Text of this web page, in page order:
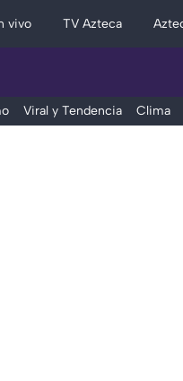
vivo TV Azteca
Viral y Tendencia Clima